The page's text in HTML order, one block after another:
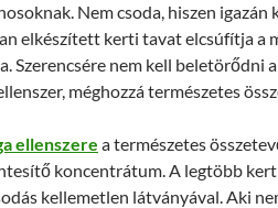
Nem csoda, hiszen igazán
elkészített kerti tavat elcsúfítja a
Szerencsére nem kell beletörődni
méghozzá természetes
ellenszere a természetes
koncentrátum. A legtöbb
kellemetlen látványával. Aki